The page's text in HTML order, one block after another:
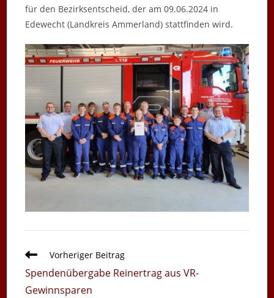
für den Bezirksentscheid, der am 09.06.2024 in
Edewecht (Landkreis Ammerland) stattfinden wird.
Weitere
ansehen
Vorheriger Beitrag
Spendenübergabe Reinertrag aus VR-
Gewinnsparen